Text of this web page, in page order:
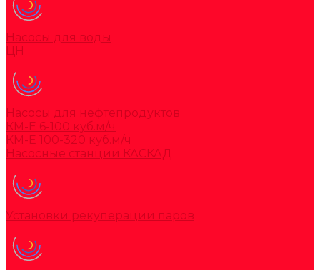
Насосы для воды
ЦН
Насосы для нефтепродуктов
КМ-Е 6-100 куб.м/ч
КМ-Е 100-320 куб.м/ч
Насосные станции КАСКАД
Установки рекуперации паров